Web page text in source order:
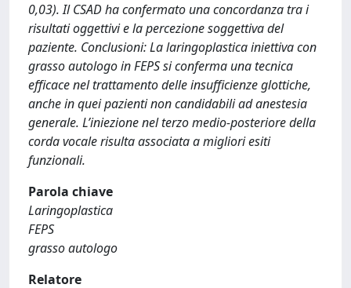
0,03). Il CSAD ha confermato una concordanza tra i
risultati oggettivi e la percezione soggettiva del
paziente. Conclusioni: La laringoplastica iniettiva con
grasso autologo in FEPS si conferma una tecnica
efficace nel trattamento delle insufficienze glottiche,
anche in quei pazienti non candidabili ad anestesia
generale. L’iniezione nel terzo medio-posteriore della
corda vocale risulta associata a migliori esiti
funzionali.
Parola chiave
Laringoplastica
FEPS
grasso autologo
Relatore